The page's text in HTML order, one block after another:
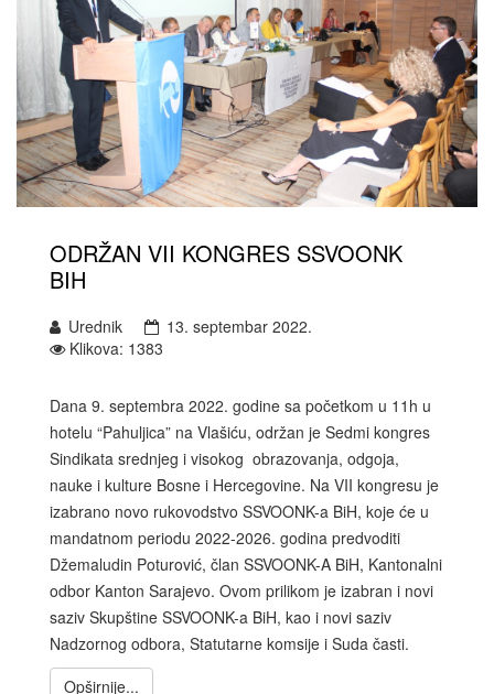
ODRŽAN VII KONGRES SSVOONK
BIH
Urednik
13. septembar 2022.
Klikova: 1383
Dana 9. septembra 2022. godine sa početkom u 11h u
hotelu “Pahuljica” na Vlašiću, održan je Sedmi kongres
Sindikata srednjeg i visokog obrazovanja, odgoja,
nauke i kulture Bosne i Hercegovine. Na VII kongresu je
izabrano novo rukovodstvo SSVOONK-a BiH, koje će u
mandatnom periodu 2022-2026. godina predvoditi
Džemaludin Poturović, član SSVOONK-A BiH, Kantonalni
odbor Kanton Sarajevo. Ovom prilikom je izabran i novi
saziv Skupštine SSVOONK-a BiH, kao i novi saziv
Nadzornog odbora, Statutarne komsije i Suda časti.
Opširnije...